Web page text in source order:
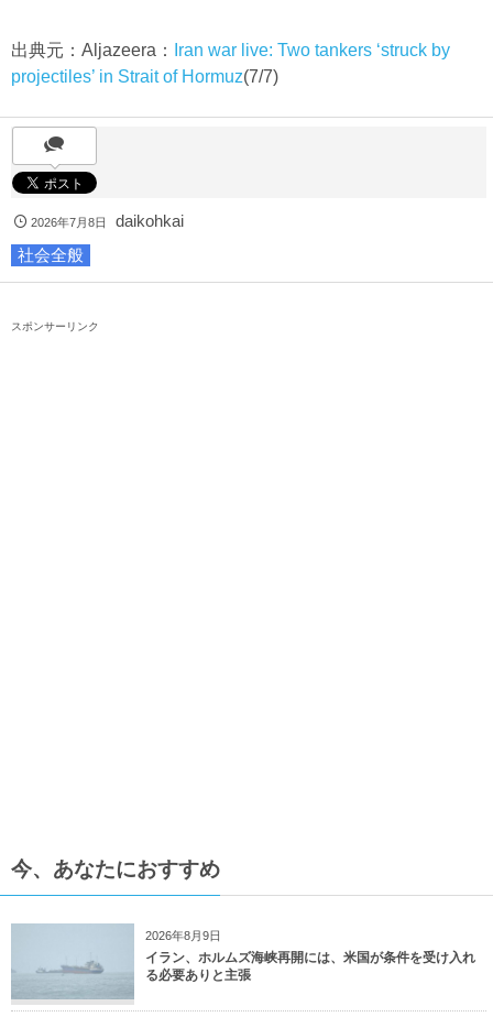
出典元：Aljazeera：
Iran war live: Two tankers ‘struck by
projectiles’ in Strait of Hormuz(7/7)
2026年7月8日
daikohkai
社会全般
スポンサーリンク
今、あなたにおすすめ
2026年8月9日
イラン、ホルムズ海峡再開には、米国が条件を受け入れ
る必要ありと主張